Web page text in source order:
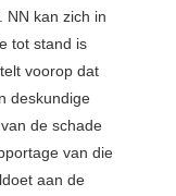
NN kan zich in
tot stand is
voorop dat
deskundige
de schade
van die
aan de